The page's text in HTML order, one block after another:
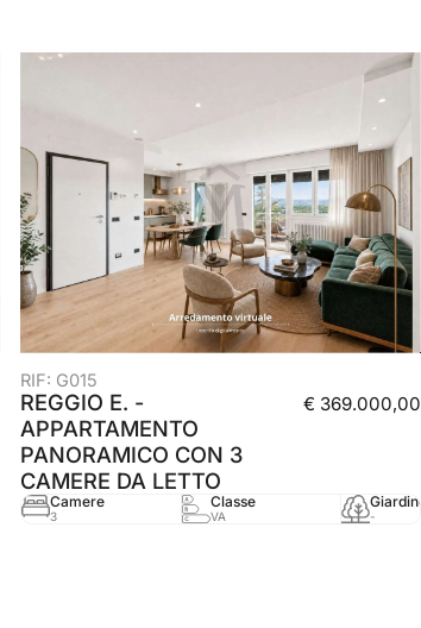
RIF: G015
REGGIO E. -
APPARTAMENTO
PANORAMICO CON 3
CAMERE DA LETTO
€ 369.000,00
Camere
3
Classe
VA -